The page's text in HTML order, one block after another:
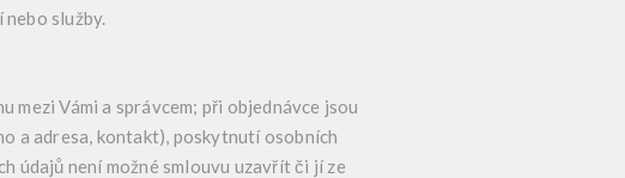
služby.
Vámi a správcem; při objednávce jsou
a adresa, kontakt), poskytnutí osobních
údajů není možné smlouvu uzavřít či jí ze